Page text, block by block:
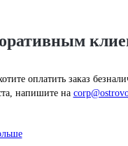
оплатить заказ
напишите на